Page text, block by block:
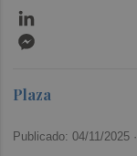
Plaza
Publicado: 04/11/2025 ·